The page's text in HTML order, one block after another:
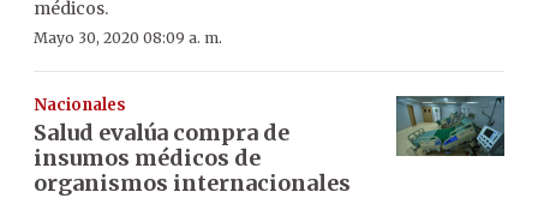
médicos.
Mayo 30, 2020 08:09 a. m.
Nacionales
Salud evalúa compra de
insumos médicos de
organismos internacionales